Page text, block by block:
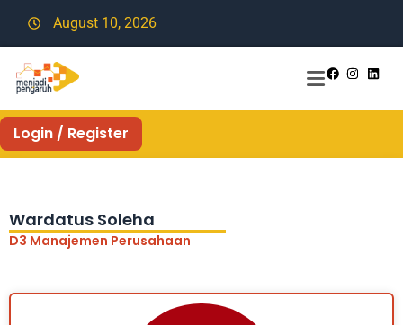
August 10, 2026
Login / Register
Wardatus Soleha
D3 Manajemen Perusahaan